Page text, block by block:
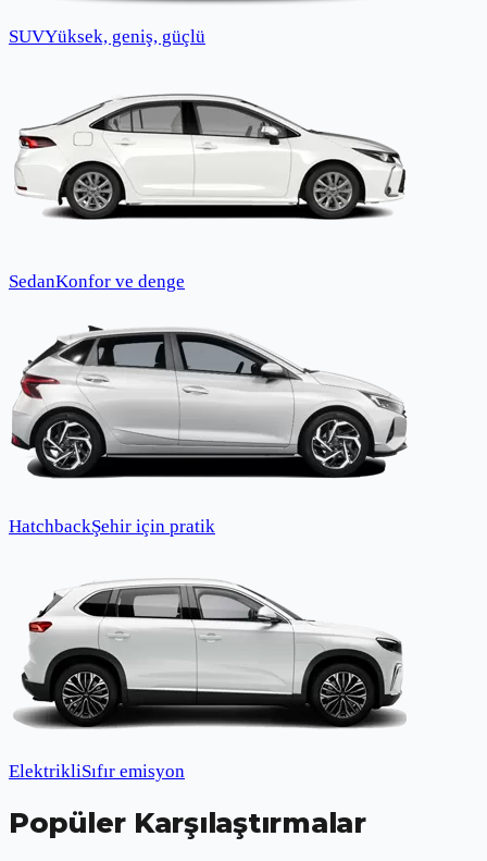
SUVYüksek, geniş, güçlü
SedanKonfor ve denge
HatchbackŞehir için pratik
ElektrikliSıfır emisyon
Popüler Karşılaştırmalar